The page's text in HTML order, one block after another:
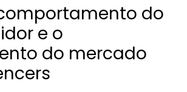
do
e o
do mercado